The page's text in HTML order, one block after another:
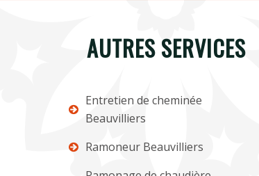
AUTRES SERVICES
Entretien de cheminée
Beauvilliers
Ramoneur Beauvilliers